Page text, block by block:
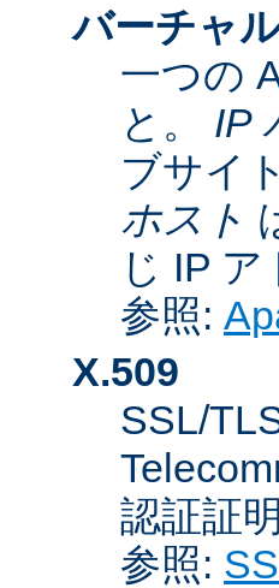
バーチャ
一つの
と。 IP
ブサイ
ホスト
じ IP
参照:
X.509
SSL/
認証証
参照: